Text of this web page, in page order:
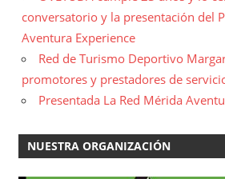
conversatorio y la presentación del
Aventura Experience
Red de Turismo Deportivo
promotores y prestadores de
Presentada La Red Mérida
NUESTRA ORGANIZACIÓN